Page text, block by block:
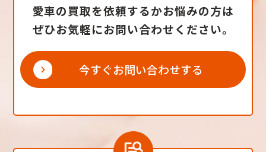
愛車の買取を依頼するかお悩みの方は
ぜひお気軽にお問い合わせください。
今すぐお問い合わせする